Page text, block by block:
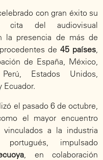
con gran éxito su
del audiovisual
la presencia de más de
de 45 países,
de España, México,
Estados Unidos,
Ecuador.
el pasado 6 de octubre,
el mayor encuentro
vinculados a la industria
impulsado
, en colaboración